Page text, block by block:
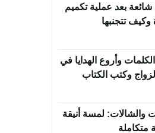
شائعة بعد عملية تكميم
وكيف تتجنبها
وأروع الهدايا في
وكتب الكتاب
والشالات: لمسة أنيقة
متكاملة